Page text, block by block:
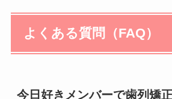
よくある質問（FAQ）
今日好きメンバーで歯列矯